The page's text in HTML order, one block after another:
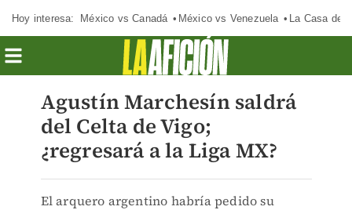
Hoy interesa: México vs Canadá México vs Venezuela La Casa de
Agustín Marchesín saldrá
del Celta de Vigo;
¿regresará a la Liga MX?
El arquero argentino habría pedido su